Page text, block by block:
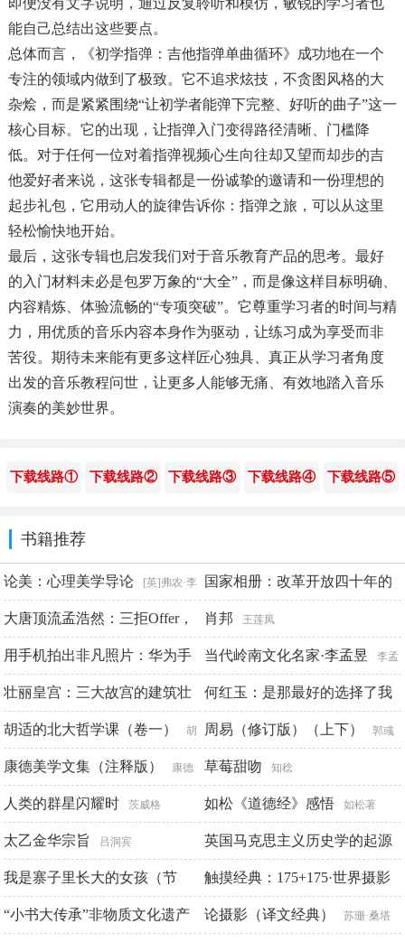
即便没有文字说明，通过反复聆听和模仿，敏锐的学习者也
能自己总结出这些要点。
总体而言，《初学指弹：吉他指弹单曲循环》成功地在一个
专注的领域内做到了极致。它不追求炫技，不贪图风格的大
杂烩，而是紧紧围绕“让初学者能弹下完整、好听的曲子”这一
核心目标。它的出现，让指弹入门变得路径清晰、门槛降
低。对于任何一位对着指弹视频心生向往却又望而却步的吉
他爱好者来说，这张专辑都是一份诚挚的邀请和一份理想的
起步礼包，它用动人的旋律告诉你：指弹之旅，可以从这里
轻松愉快地开始。
最后，这张专辑也启发我们对于音乐教育产品的思考。最好
的入门材料未必是包罗万象的“大全”，而是像这样目标明确、
内容精炼、体验流畅的“专项突破”。它尊重学习者的时间与精
力，用优质的音乐内容本身作为驱动，让练习成为享受而非
苦役。期待未来能有更多这样匠心独具、真正从学习者角度
出发的音乐教程问世，让更多人能够无痛、有效地踏入音乐
演奏的美妙世界。
下载线路① 下载线路② 下载线路③ 下载线路④ 下载线路⑤
书籍推荐
论美：心理美学导论 [英]弗农·李 国家相册：改革开放四十年的
家国记忆（典藏版）
家相册》栏目组
大唐顶流孟浩然：三拒Offer，
选择旷野（轻历史） 张梦焕
肖邦 王莲凤
用手机拍出非凡照片：华为手
机摄影手册 耿春晖
当代岭南文化名家·李孟昱 李孟
昱
壮丽皇宫：三大故宫的建筑壮
景 周丽霞 肖东发
何红玉：是那最好的选择了我
何红玉口述 朱江勇编撰
胡适的北大哲学课（卷一） 胡
适
周易（修订版）（上下） 郭彧
康德美学文集（注释版） 康德 草莓甜吻 知稔
人类的群星闪耀时 茨威格 如松《道德经》感悟 如松著
太乙金华宗旨 吕洞宾 英国马克思主义历史学的起源
初庆东
我是寨子里长大的女孩（节
选） 扎十一惹
触摸经典：175+175·世界摄影
大师原作 赵迎新主编
“小书大传承”非物质文化遗产 论摄影（译文经典） 苏珊·桑塔